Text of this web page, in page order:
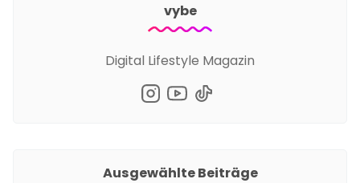
vybe
Digital Lifestyle Magazin
Ausgewählte Beiträge